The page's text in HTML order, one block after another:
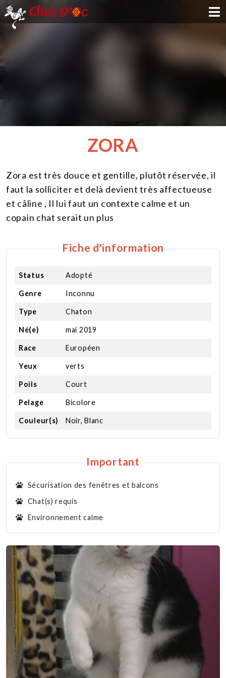
NOUS SOUTENIR
CONTACT
ZORA
Zora est très douce et gentille, plutôt réservée, il
faut la solliciter et delà devient très affectueuse
et câline , Il lui faut un contexte calme et un
copain chat serait un plus
Fiche d'information
Status Adopté
Genre Inconnu
Type Chaton
Né(e) mai 2019
Race Européen
Yeux verts
Poils Court
Pelage Bicolore
Couleur(s) Noir, Blanc
Important
Sécurisation des fenêtres et balcons
Chat(s) requis
Environnement calme